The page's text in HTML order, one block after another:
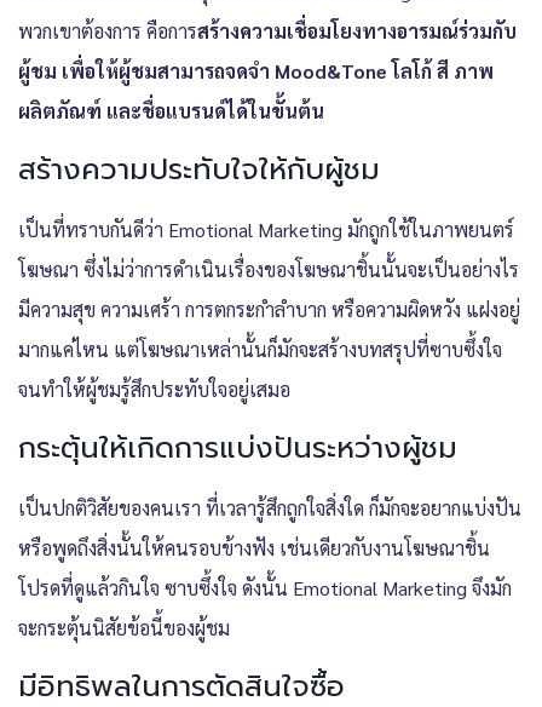
พวกเขาต้องการ คือการสร้างความเชื่อมโยงทางอารมณ์ร่วมกับ
ผู้ชม เพื่อให้ผู้ชมสามารถจดจำ Mood&Tone โลโก้ สี ภาพ
ผลิตภัณฑ์ และชื่อแบรนด์ได้ในขั้นต้น
สร้างความประทับใจให้กับผู้ชม
เป็นที่ทราบกันดีว่า Emotional Marketing มักถูกใช้ในภาพยนตร์
โฆษณา ซึ่งไม่ว่าการดำเนินเรื่องของโฆษณาชิ้นนั้นจะเป็นอย่างไร
มีความสุข ความเศร้า การตกระกำลำบาก หรือความผิดหวัง แฝงอยู่
มากแค่ไหน แต่โฆษณาเหล่านั้นก็มักจะสร้างบทสรุปที่ซาบซึ้งใจ
จนทำให้ผู้ชมรู้สึกประทับใจอยู่เสมอ
กระตุ้นให้เกิดการแบ่งปันระหว่างผู้ชม
เป็นปกติวิสัยของคนเรา ที่เวลารู้สึกถูกใจสิ่งใด ก็มักจะอยากแบ่งปัน
หรือพูดถึงสิ่งนั้นให้คนรอบข้างฟัง เช่นเดียวกับงานโฆษณาชิ้น
โปรดที่ดูแล้วกินใจ ซาบซึ้งใจ ดังนั้น Emotional Marketing จึงมัก
จะกระตุ้นนิสัยข้อนี้ของผู้ชม
มีอิทธิพลในการตัดสินใจซื้อ